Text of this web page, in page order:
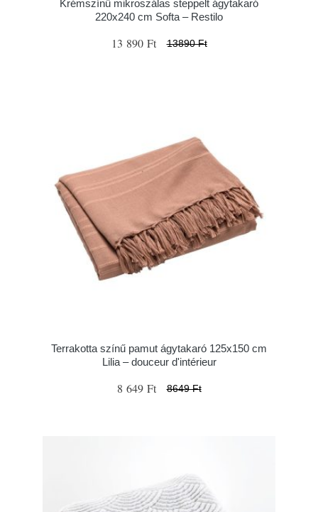
Krémszínű mikroszálas steppelt ágytakaró
220x240 cm Softa – Restilo
13 890 Ft 13890 Ft
Terrakotta színű pamut ágytakaró 125x150 cm
Lilia – douceur d'intérieur
8 649 Ft 8649 Ft